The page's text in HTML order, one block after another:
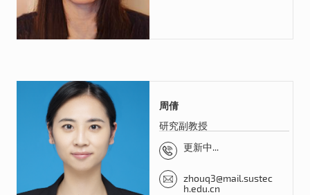
周倩
研究副教授
更新中...
zhouq3@mail.sustec
h.edu.cn